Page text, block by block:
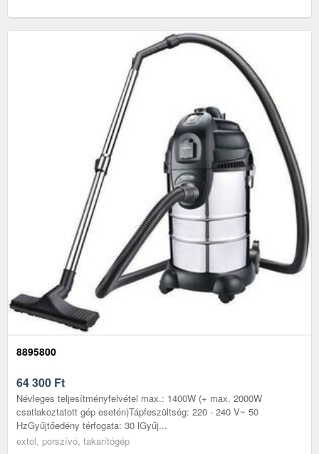
8895800
64 300 Ft
Névleges teljesítményfelvétel max.: 1400W (+ max. 2000W
csatlakoztatott gép esetén)Tápfeszültség: 220 - 240 V~ 50
HzGyűjtőedény térfogata: 30 lGyűj...
extol, porszívó, takarítógép